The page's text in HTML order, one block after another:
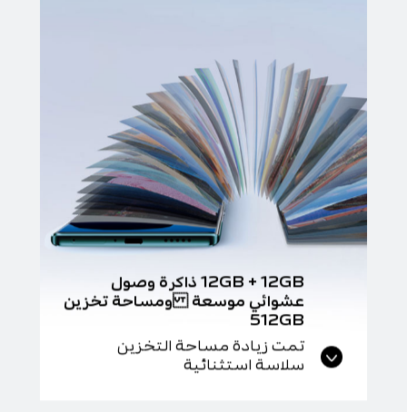
12GB + 12GB ذاكرة وصول
عشوائي موسعة ومساحة تخزين
512GB
تمت زيادة مساحة التخزين
سلاسة استثنائية